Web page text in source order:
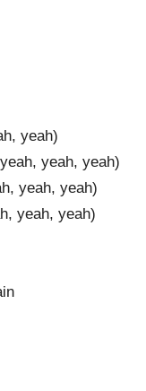
yeah)
yeah, yeah)
yeah, yeah)
yeah, yeah)